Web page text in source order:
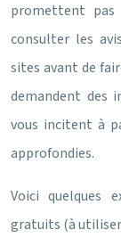
promettent pas
consulter les
sites avant de
demandent des
vous incitent à
approfondies.
Voici quelques
gratuits (à